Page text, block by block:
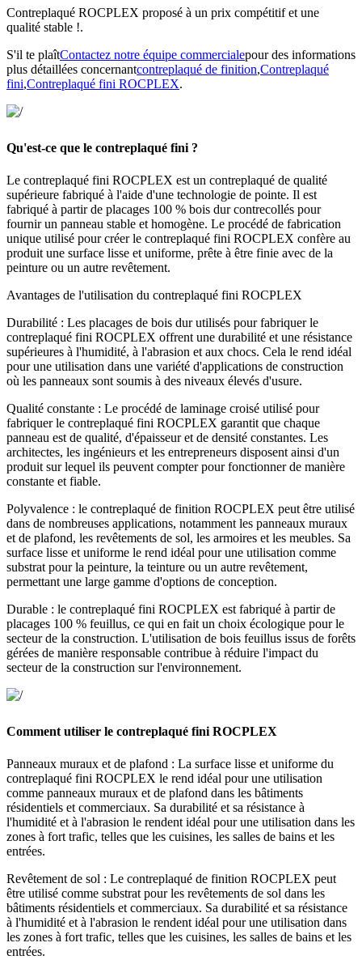
Contreplaqué ROCPLEX proposé à un prix compétitif et une
qualité stable !.
S'il te plaîtContactez notre équipe commercialepour des informations
plus détaillées concernantcontreplaqué de finition,Contreplaqué
fini,Contreplaqué fini ROCPLEX.
Qu'est-ce que le contreplaqué fini ?
Le contreplaqué fini ROCPLEX est un contreplaqué de qualité
supérieure fabriqué à l'aide d'une technologie de pointe. Il est
fabriqué à partir de placages 100 % bois dur contrecollés pour
fournir un panneau stable et homogène. Le procédé de fabrication
unique utilisé pour créer le contreplaqué fini ROCPLEX confère au
produit une surface lisse et uniforme, prête à être finie avec de la
peinture ou un autre revêtement.
Avantages de l'utilisation du contreplaqué fini ROCPLEX
Durabilité : Les placages de bois dur utilisés pour fabriquer le
contreplaqué fini ROCPLEX offrent une durabilité et une résistance
supérieures à l'humidité, à l'abrasion et aux chocs. Cela le rend idéal
pour une utilisation dans une variété d'applications de construction
où les panneaux sont soumis à des niveaux élevés d'usure.
Qualité constante : Le procédé de laminage croisé utilisé pour
fabriquer le contreplaqué fini ROCPLEX garantit que chaque
panneau est de qualité, d'épaisseur et de densité constantes. Les
architectes, les ingénieurs et les entrepreneurs disposent ainsi d'un
produit sur lequel ils peuvent compter pour fonctionner de manière
constante et fiable.
Polyvalence : le contreplaqué de finition ROCPLEX peut être utilisé
dans de nombreuses applications, notamment les panneaux muraux
et de plafond, les revêtements de sol, les armoires et les meubles. Sa
surface lisse et uniforme le rend idéal pour une utilisation comme
substrat pour la peinture, la teinture ou un autre revêtement,
permettant une large gamme d'options de conception.
Durable : le contreplaqué fini ROCPLEX est fabriqué à partir de
placages 100 % feuillus, ce qui en fait un choix écologique pour le
secteur de la construction. L'utilisation de bois feuillus issus de forêts
gérées de manière responsable contribue à réduire l'impact du
secteur de la construction sur l'environnement.
Comment utiliser le contreplaqué fini ROCPLEX
Panneaux muraux et de plafond : La surface lisse et uniforme du
contreplaqué fini ROCPLEX le rend idéal pour une utilisation
comme panneaux muraux et de plafond dans les bâtiments
résidentiels et commerciaux. Sa durabilité et sa résistance à
l'humidité et à l'abrasion le rendent idéal pour une utilisation dans les
zones à fort trafic, telles que les cuisines, les salles de bains et les
entrées.
Revêtement de sol : Le contreplaqué de finition ROCPLEX peut
être utilisé comme substrat pour les revêtements de sol dans les
bâtiments résidentiels et commerciaux. Sa durabilité et sa résistance
à l'humidité et à l'abrasion le rendent idéal pour une utilisation dans
les zones à fort trafic, telles que les cuisines, les salles de bains et les
entrées.